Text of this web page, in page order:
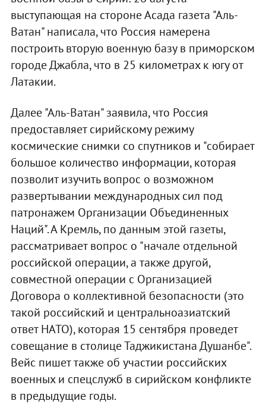
выступающая на стороне Асада газета "Аль-
Ватан" написала, что Россия намерена
построить вторую военную базу в приморском
городе Джабла, что в 25 километрах к югу от
Латакии.
Далее "Аль-Ватан" заявила, что Россия
предоставляет сирийскому режиму
космические снимки со спутников и "собирает
большое количество информации, которая
позволит изучить вопрос о возможном
развертывании международных сил под
патронажем Организации Объединенных
Наций". А Кремль, по данным этой газеты,
рассматривает вопрос о "начале отдельной
российской операции, а также другой,
совместной операции с Организацией
Договора о коллективной безопасности (это
такой российский и центральноазиатский
ответ НАТО), которая 15 сентября проведет
совещание в столице Таджикистана Душанбе".
Вейс пишет также об участии российских
военных и спецслужб в сирийском конфликте
в предыдущие годы.